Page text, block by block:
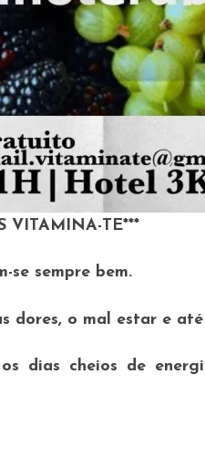
VITAMINA-TE***
se sempre bem.
dores, o mal estar e
dias cheios de